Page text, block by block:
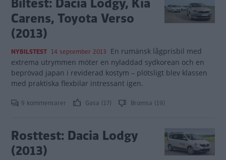
Carens, Toyota Verso
(2013)
NYBILSTEST 14 september 2013 En rumänsk lågprisbil med
extrema utrymmen möter en nyladdad sydkorean och en
beprövad japan i reviderad kostym – plötsligt blev klassen
med praktiska flexbilar intressant igen.
9 kommentarer Gasa (17) Bromsa (19)
Rosttest: Dacia Lodgy
(2013)